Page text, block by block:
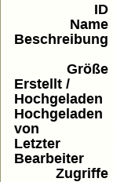
ID
Name
Beschreibung
Größe
Erstellt /
Hochgeladen
Hochgeladen
von
Letzter
Bearbeiter
Zugriffe